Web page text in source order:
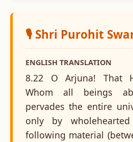
🎙️ Shri Purohit
ENGLISH TRANSLATION
8.22 O Arjuna! That
Whom all beings
pervades the entire
only by
following material